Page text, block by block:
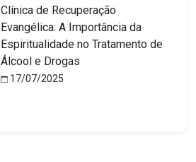
Clínica de Recuperação
Evangélica: A Importância da
Espiritualidade no Tratamento de
Álcool e Drogas
17/07/2025